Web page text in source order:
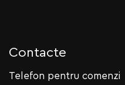
Contacte
Telefon pentru comenzi